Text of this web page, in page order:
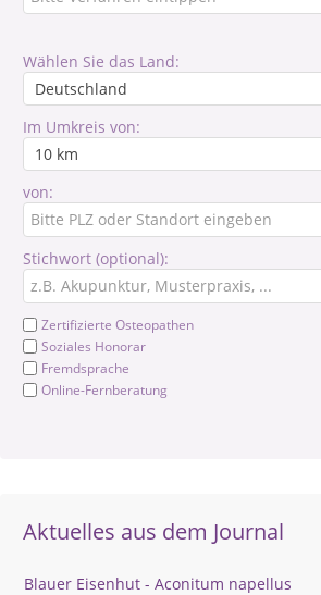
Wählen Sie das Land:
Im Umkreis von:
von:
Stichwort (optional):
Zertifizierte Osteopathen
Soziales Honorar
Fremdsprache
Online-Fernberatung
Aktuelles aus dem Journal
Blauer Eisenhut - Aconitum napellus